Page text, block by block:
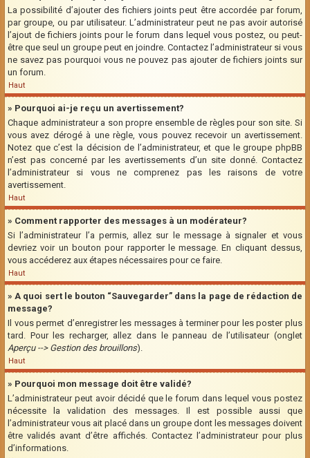
La possibilité d’ajouter des fichiers joints peut être accordée par forum,
par groupe, ou par utilisateur. L’administrateur peut ne pas avoir autorisé
l’ajout de fichiers joints pour le forum dans lequel vous postez, ou peut-
être que seul un groupe peut en joindre. Contactez l’administrateur si vous
ne savez pas pourquoi vous ne pouvez pas ajouter de fichiers joints sur
un forum.
Haut
» Pourquoi ai-je reçu un avertissement?
Chaque administrateur a son propre ensemble de règles pour son site. Si
vous avez dérogé à une règle, vous pouvez recevoir un avertissement.
Notez que c’est la décision de l’administrateur, et que le groupe phpBB
n’est pas concerné par les avertissements d’un site donné. Contactez
l’administrateur si vous ne comprenez pas les raisons de votre
avertissement.
Haut
» Comment rapporter des messages à un modérateur?
Si l’administrateur l’a permis, allez sur le message à signaler et vous
devriez voir un bouton pour rapporter le message. En cliquant dessus,
vous accéderez aux étapes nécessaires pour ce faire.
Haut
» A quoi sert le bouton “Sauvegarder” dans la page de rédaction de
message?
Il vous permet d’enregistrer les messages à terminer pour les poster plus
tard. Pour les recharger, allez dans le panneau de l’utilisateur (onglet
Aperçu --> Gestion des brouillons).
Haut
» Pourquoi mon message doit être validé?
L’administrateur peut avoir décidé que le forum dans lequel vous postez
nécessite la validation des messages. Il est possible aussi que
l’administrateur vous ait placé dans un groupe dont les messages doivent
être validés avant d’être affichés. Contactez l’administrateur pour plus
d’informations.